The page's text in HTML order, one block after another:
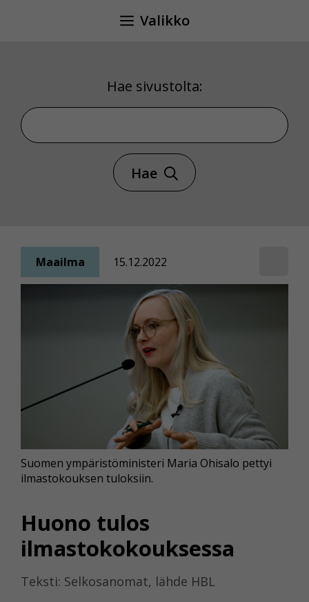
Valikko
Hae sivustolta:
Hae sivustolta
Hae
Maailma 15.12.2022
Huono tulos
ilmastokokouksessa
Teksti: Selkosanomat, lähde HBL
Suomen ympäristöministeri Maria Ohisalo pettyi
ilmastokouksen tuloksiin.